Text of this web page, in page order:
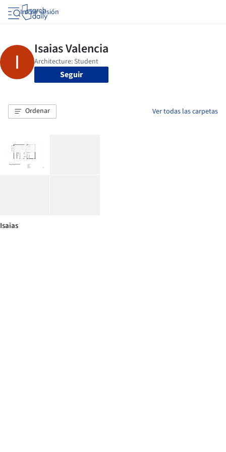
Iniciar sesión
Seguir
Ordenar Ver todas las carpetas
Isaias